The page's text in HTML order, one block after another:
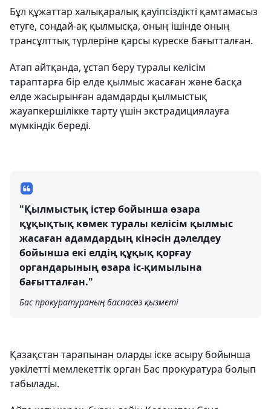
Бұл құжаттар халықаралық қауіпсіздікті қамтамасыз
етуге, сондай-ақ қылмысқа, оның ішінде оның
трансұлттық түрлеріне қарсы күреске бағытталған.
Атап айтқанда, ұстап беру туралы келісім
тараптарға бір елде қылмыс жасаған және басқа
елде жасырынған адамдарды қылмыстық
жауапкершілікке тарту үшін экстрадициялауға
мүмкіндік береді.
"Қылмыстық істер бойынша өзара
құқықтық көмек туралы келісім қылмыс
жасаған адамдардың кінәсін дәлелдеу
бойынша екі елдің құқық қорғау
органдарының өзара іс-қимылына
бағытталған."
Бас прокуратураның баспасөз қызметі
Қазақстан тарапынан оларды іске асыру бойынша
уәкілетті мемлекеттік орган Бас прокуратура болып
табылады.